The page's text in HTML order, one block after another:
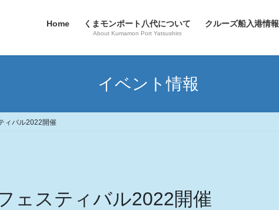
Home くまモンポート八代について
About Kumamon Port Yatsushiro
クルーズ船入港情報
イベント情報
ィバル2022開催
ェスティバル2022開催